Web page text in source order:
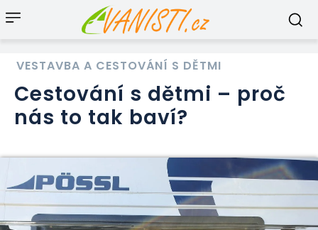
VESTAVBA A CESTOVÁNÍ S DĚTMI
Cestování s dětmi – proč
nás to tak baví?